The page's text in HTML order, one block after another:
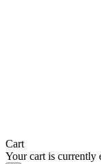
Cart
Your cart is currently